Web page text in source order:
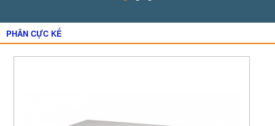
PHÂN CỰC KẾ